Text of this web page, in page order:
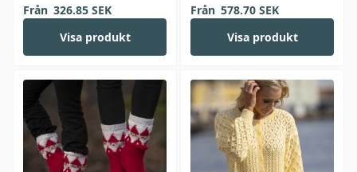
Från 326.85SEK
Visa produkt
Från 578.70SEK
Visa produkt